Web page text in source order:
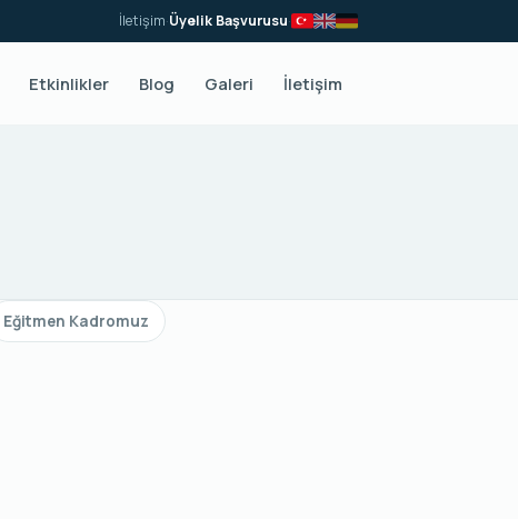
İletişim·Üyelik Başvurusu·
Etkinlikler Blog Galeri İletişim
Eğitmen Kadromuz